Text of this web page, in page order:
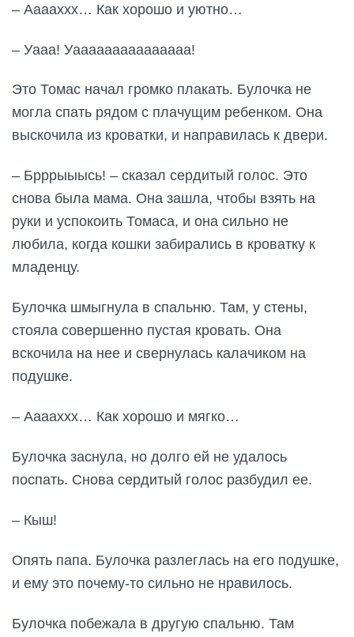
– Ааааххх… Как хорошо и уютно…
– Уааа! Уааааааааааааааа!
Это Томас начал громко плакать. Булочка не
могла спать рядом с плачущим ребенком. Она
выскочила из кроватки, и направилась к двери.
– Брррыыысь! – сказал сердитый голос. Это
снова была мама. Она зашла, чтобы взять на
руки и успокоить Томаса, и она сильно не
любила, когда кошки забирались в кроватку к
младенцу.
Булочка шмыгнула в спальню. Там, у стены,
стояла совершенно пустая кровать. Она
вскочила на нее и свернулась калачиком на
подушке.
– Ааааххх… Как хорошо и мягко…
Булочка заснула, но долго ей не удалось
поспать. Снова сердитый голос разбудил ее.
– Кыш!
Опять папа. Булочка разлеглась на его подушке,
и ему это почему-то сильно не нравилось.
Булочка побежала в другую спальню. Там